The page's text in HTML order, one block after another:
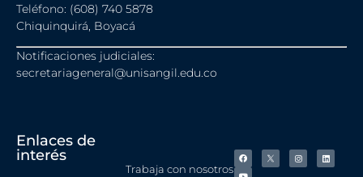
Teléfono: (608) 740 5878
Chiquinquirá, Boyacá
Notificaciones judiciales:
secretariageneral@unisangil.edu.co
Enlaces de
interés
Trabaja con nosotros